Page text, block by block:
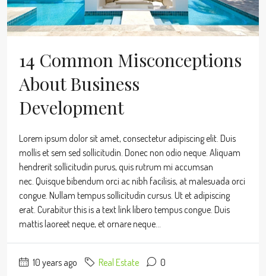
14 Common Misconceptions
About Business
Development
Lorem ipsum dolor sit amet, consectetur adipiscing elit. Duis
mollis et sem sed sollicitudin. Donec non odio neque. Aliquam
hendrerit sollicitudin purus, quis rutrum mi accumsan
nec. Quisque bibendum orci ac nibh facilisis, at malesuada orci
congue. Nullam tempus sollicitudin cursus. Ut et adipiscing
erat. Curabitur this is a text link libero tempus congue. Duis
mattis laoreet neque, et ornare neque...
10 years ago Real Estate 0